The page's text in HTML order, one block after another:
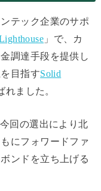
テック企業のサポ
」で、カ
調達手段を提供し
目指すSolid
れました。
回の選出により北
にフォワードファ
ンドを立ち上げる